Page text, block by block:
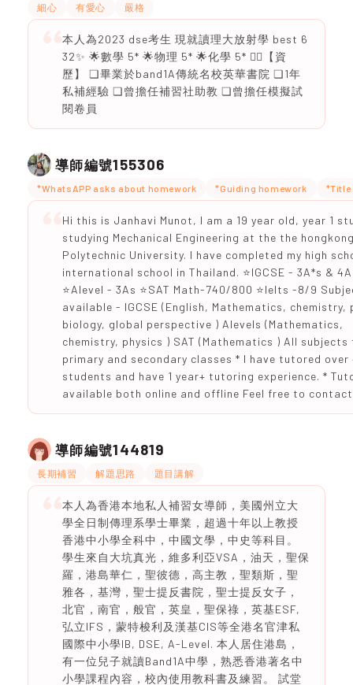
細心 有愛心 嚴格
本人為2023 dse考生 現就讀理大放射學 best 6
32✨ 🌟數學 5* 🌟物理 5* 🌟化學 5* ✍🏻【資
歷】 ❏畢業於band1A傳統名校英華書院 ❏1年
私補經驗 ❏曾擔任補習社助教 ❏︎曾擔任模擬試
閱卷員
導師編號155306
*WhatsAPP asks about homework *Guiding homework *Title
Hi this is Janhavi Munot, I am a 19 year old, year 1
studying Mechanical Engineering at the the
Polytechnic University. I have completed my high
international school in Thailand. ⭐IGCSE - 3A*s &
⭐Alevel - 3As ⭐SAT Math-740/800 ⭐Ielts -8/9
available - IGCSE (English, Mathematics, chemistry,
biology, global perspective ) Alevels (Mathematics,
chemistry, physics ) SAT (Mathematics ) All subjects
primary and secondary classes * I have tutored over
students and have 1 year+ tutoring experience. *
available both online and offline Feel free to contact
導師編號144819
長期補習 解題思路 題目講解
本人為香港本地私人補習女導師，美國州立大
學全日制傳理系學士畢業，超過十年以上教授
香港中小學全科中，中國文學，中史等科目。
學生來自大坑真光，維多利亞VSA，油天，聖保
羅，港島華仁，聖彼德，高主教，聖類斯，聖
雅各，基灣，聖士提反書院，聖士提反女子，
北官，南官，般官，英皇，聖保祿，英基ESF,
弘立IFS，蒙特梭利及漢基CIS等全港名官津私
國際中小學IB, DSE, A-Level. 本人居住港島，
有一位兒子就讀Band1A中學，熟悉香港著名中
小學課程內容，校內使用教科書及練習。 試堂